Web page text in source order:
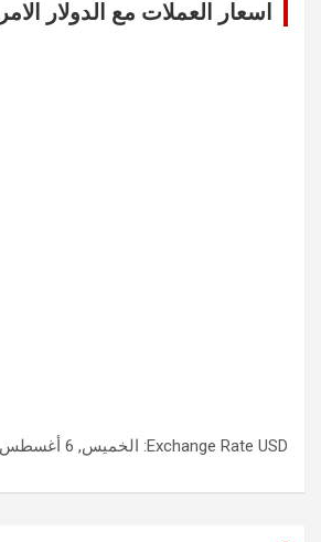
اسعار العملات مع الدولار
Exchange Rate USD : الخميس, 6 أغسطس.